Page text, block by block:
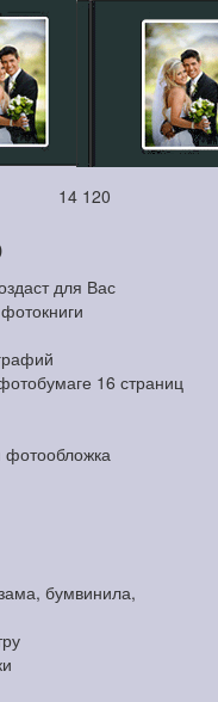
14 120
для Вас
16 страниц
фотообложка
бумвинила,